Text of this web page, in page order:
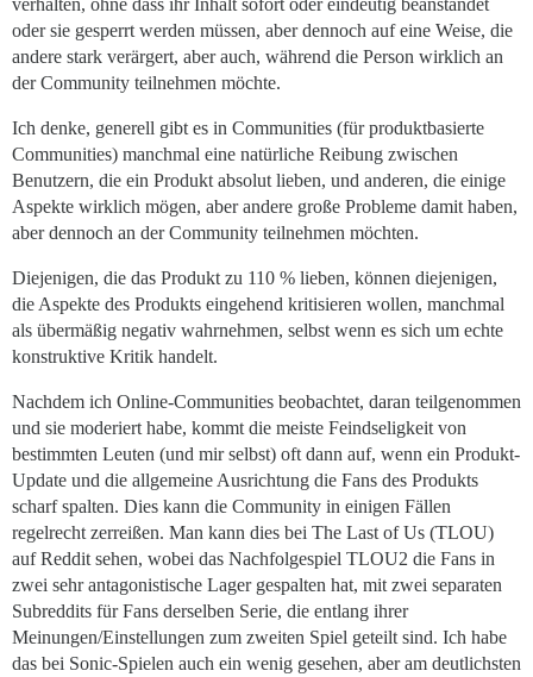
verhalten, ohne dass ihr Inhalt sofort oder eindeutig beanstandet
oder sie gesperrt werden müssen, aber dennoch auf eine Weise, die
andere stark verärgert, aber auch, während die Person wirklich an
der Community teilnehmen möchte.
Ich denke, generell gibt es in Communities (für produktbasierte
Communities) manchmal eine natürliche Reibung zwischen
Benutzern, die ein Produkt absolut lieben, und anderen, die einige
Aspekte wirklich mögen, aber andere große Probleme damit haben,
aber dennoch an der Community teilnehmen möchten.
Diejenigen, die das Produkt zu 110 % lieben, können diejenigen,
die Aspekte des Produkts eingehend kritisieren wollen, manchmal
als übermäßig negativ wahrnehmen, selbst wenn es sich um echte
konstruktive Kritik handelt.
Nachdem ich Online-Communities beobachtet, daran teilgenommen
und sie moderiert habe, kommt die meiste Feindseligkeit von
bestimmten Leuten (und mir selbst) oft dann auf, wenn ein Produkt-
Update und die allgemeine Ausrichtung die Fans des Produkts
scharf spalten. Dies kann die Community in einigen Fällen
regelrecht zerreißen. Man kann dies bei The Last of Us (TLOU)
auf Reddit sehen, wobei das Nachfolgespiel TLOU2 die Fans in
zwei sehr antagonistische Lager gespalten hat, mit zwei separaten
Subreddits für Fans derselben Serie, die entlang ihrer
Meinungen/Einstellungen zum zweiten Spiel geteilt sind. Ich habe
das bei Sonic-Spielen auch ein wenig gesehen, aber am deutlichsten